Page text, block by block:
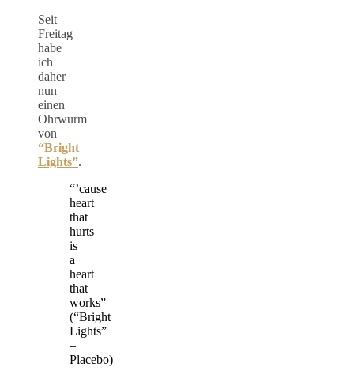
Seit
Freitag
habe
ich
daher
nun
einen
Ohrwurm
von
“Bright
Lights”.
“’cause
heart
that
hurts
is
a
heart
that
works”
(“Bright
Lights”
–
Placebo)